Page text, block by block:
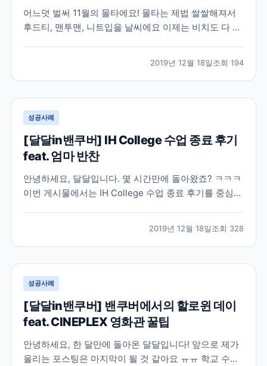
어느덧 벌써 11월의 몰타에요! 몰타는 제법 쌀쌀해져서
후드티, 맨투맨, 니트입을 날씨에요 이제는 비치도 다 조
겨울이 되다 보니 브라질 이쪽 애들이 많이 들어오더라
구요! 프랑스애들도 많아졌어요 전보다! 저는 오후반으
로...
2019년 12월 18일조회 194
성공사례
[달달in밴쿠버] IH College 수업 종료 후기
feat. 엄마 반찬
안녕하세요, 달달입니다. 몇 시간만에 돌아왔죠? ㅋㅋㅋ
이번 게시물에서는 IH College 수업 종료 후기를 중심으
서 말로만 솔직히 풀어 보겠습니다..! 일단 저는 길지 않
은 시간 동안 외국 생활을 경험하고 일도...
2019년 12월 18일조회 328
성공사례
[달달in밴쿠버] 밴쿠버에서의 할로윈 데이
feat. CINEPLEX 영화관 꿀팁
안녕하세요, 한 달만에 돌아온 달달입니다! 앞으로 제가
올리는 포스팅은 마지막이 될 것 같아요 ㅠㅠ 학교 수업